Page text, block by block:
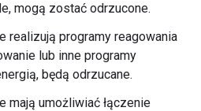
mogą zostać odrzucone.
realizują programy reagowania
lub inne programy
będą odrzucane.
mają umożliwiać łączenie